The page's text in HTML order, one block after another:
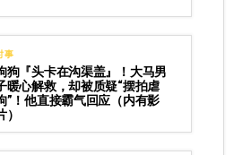
事
狗『头卡在沟渠盖』！大马男
暖心解救，却被质疑“摆拍虐
”！他直接霸气回应（内有影
）